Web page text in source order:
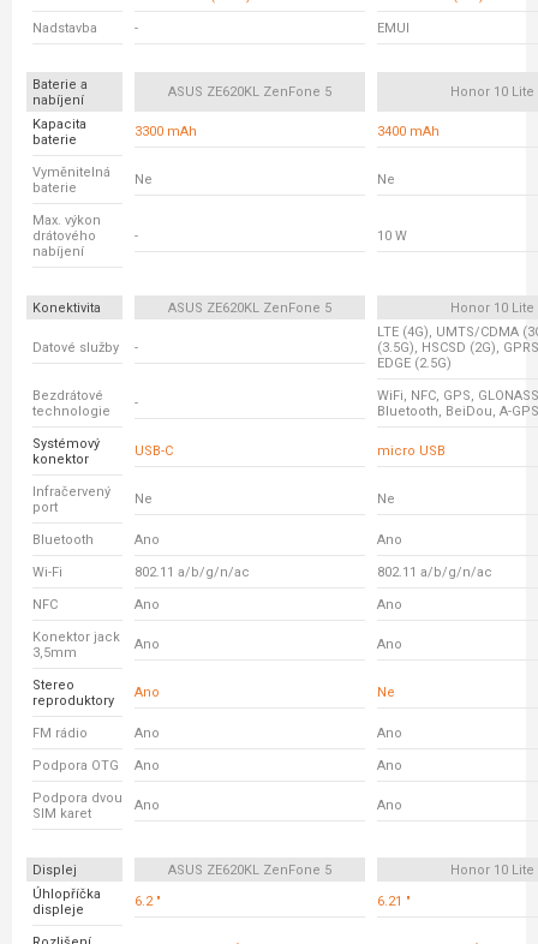
Nadstavba - EMUI
Baterie a
nabíjení
ASUS ZE620KL ZenFone 5 Honor 10 Lite
Kapacita
baterie
3300 mAh 3400 mAh
Vyměnitelná
baterie
Ne Ne
Max. výkon
drátového
nabíjení
- 10 W
Konektivita ASUS ZE620KL ZenFone 5 Honor 10 Lite
Datové služby -
LTE (4G), UMTS/CDMA
(3.5G), HSCSD (2G),
EDGE (2.5G)
Bezdrátové
technologie
-
WiFi, NFC, GPS,
Bluetooth, BeiDou, A-GPS
Systémový
konektor
USB-C micro USB
Infračervený
port
Ne Ne
Bluetooth Ano Ano
Wi-Fi 802.11 a/b/g/n/ac 802.11 a/b/g/n/ac
NFC Ano Ano
Konektor jack
3,5mm
Ano Ano
Stereo
reproduktory
Ano Ne
FM rádio Ano Ano
Podpora OTG Ano Ano
Podpora dvou
SIM karet
Ano Ano
Displej ASUS ZE620KL ZenFone 5
Honor 10 Lite
Úhlopříčka
displeje
6.2 " 6.21 "